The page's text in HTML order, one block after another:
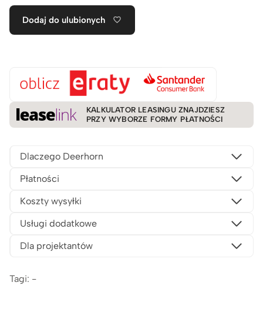
Dodaj do ulubionych
KALKULATOR LEASINGU ZNAJDZIESZ
PRZY WYBORZE FORMY PŁATNOŚCI
Dlaczego Deerhorn
Płatności
Koszty wysyłki
Usługi dodatkowe
Dla projektantów
Tagi: -